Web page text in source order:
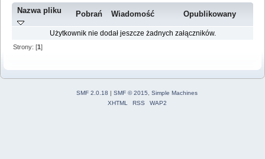
Nazwa pliku Pobrań Wiadomość Opublikowany
Użytkownik nie dodał jeszcze żadnych załączników.
Strony: [1]
SMF 2.0.18 | SMF © 2015
Simple Machines
XHTML
RSS WAP2